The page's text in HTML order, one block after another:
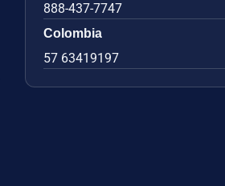
888-437-7747
Colombia
57 63419197